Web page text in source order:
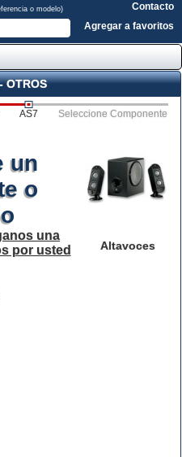
o modelo)
Contacto
Agregar a favoritos
OTROS
AS7 Seleccione Componente
Altavoces
un
o
una
por usted